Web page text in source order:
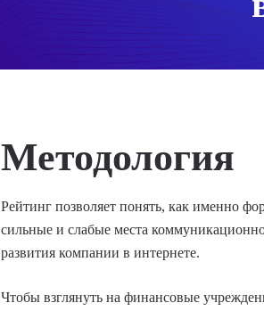
Методология
Рейтинг позволяет понять, как именно
сильные и слабые места
развития компании в интернете.
Чтобы взглянуть на финансовые